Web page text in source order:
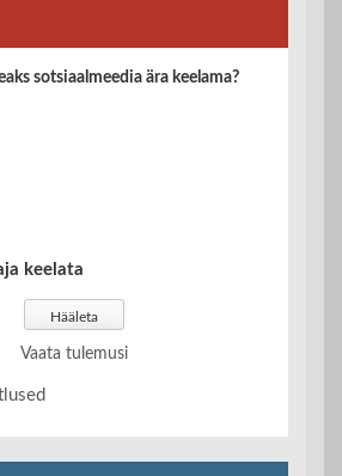
sotsiaalmeedia ära keelama?
keelata
Vaata tulemusi